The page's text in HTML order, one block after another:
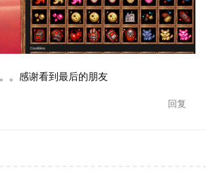
。感谢看到最后的朋友
回复